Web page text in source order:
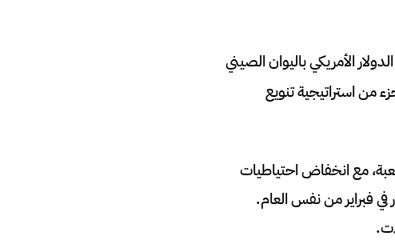
الأمريكي باليوان الصيني
من استراتيجية تنويع
مع انخفاض احتياطيات
دولار في سبتمبر 2022، مقارنة بـ45 مليار دولار في فبراير من نفس العام.